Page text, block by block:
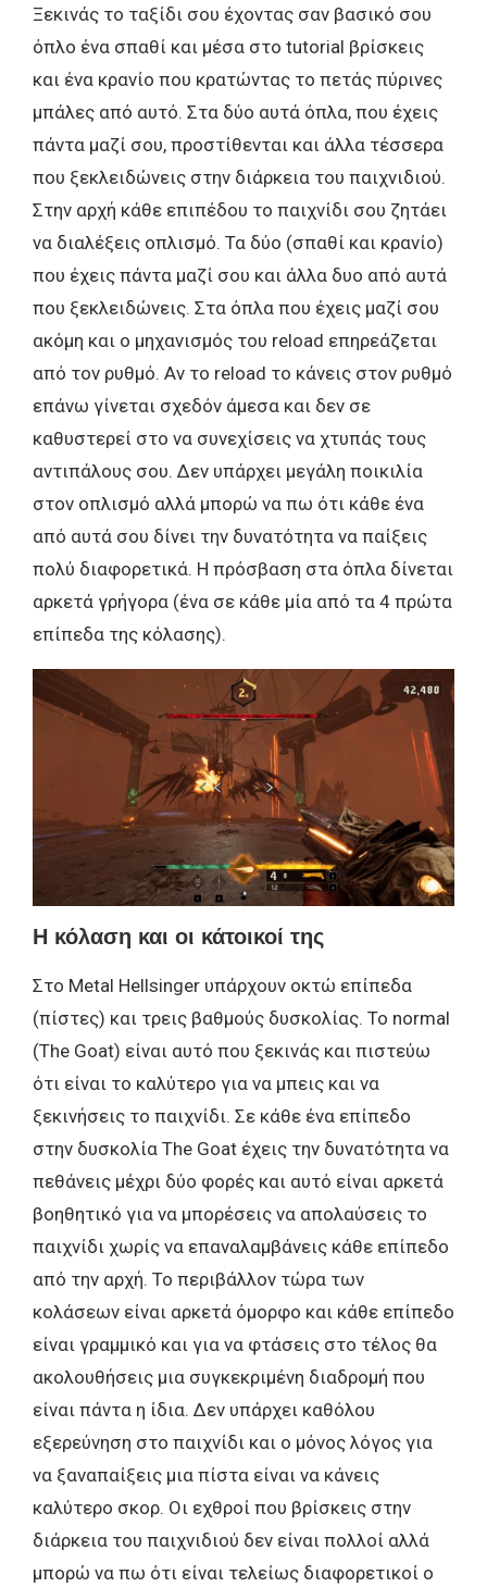
Ξεκινάς το ταξίδι σου έχοντας σαν βασικό σου
όπλο ένα σπαθί και μέσα στο tutorial βρίσκεις
και ένα κρανίο που κρατώντας το πετάς πύρινες
μπάλες από αυτό. Στα δύο αυτά όπλα, που έχεις
πάντα μαζί σου, προστίθενται και άλλα τέσσερα
που ξεκλειδώνεις στην διάρκεια του παιχνιδιού.
Στην αρχή κάθε επιπέδου το παιχνίδι σου ζητάει
να διαλέξεις οπλισμό. Τα δύο (σπαθί και κρανίο)
που έχεις πάντα μαζί σου και άλλα δυο από αυτά
που ξεκλειδώνεις. Στα όπλα που έχεις μαζί σου
ακόμη και ο μηχανισμός του reload επηρεάζεται
από τον ρυθμό. Αν το reload το κάνεις στον ρυθμό
επάνω γίνεται σχεδόν άμεσα και δεν σε
καθυστερεί στο να συνεχίσεις να χτυπάς τους
αντιπάλους σου. Δεν υπάρχει μεγάλη ποικιλία
στον οπλισμό αλλά μπορώ να πω ότι κάθε ένα
από αυτά σου δίνει την δυνατότητα να παίξεις
πολύ διαφορετικά. Η πρόσβαση στα όπλα δίνεται
αρκετά γρήγορα (ένα σε κάθε μία από τα 4 πρώτα
επίπεδα της κόλασης).
Η κόλαση και οι κάτοικοί της
Στο Metal Hellsinger υπάρχουν οκτώ επίπεδα
(πίστες) και τρεις βαθμούς δυσκολίας. Το normal
(Τhe Goat) είναι αυτό που ξεκινάς και πιστεύω
ότι είναι το καλύτερο για να μπεις και να
ξεκινήσεις το παιχνίδι. Σε κάθε ένα επίπεδο
στην δυσκολία The Goat έχεις την δυνατότητα να
πεθάνεις μέχρι δύο φορές και αυτό είναι αρκετά
βοηθητικό για να μπορέσεις να απολαύσεις το
παιχνίδι χωρίς να επαναλαμβάνεις κάθε επίπεδο
από την αρχή. Το περιβάλλον τώρα των
κολάσεων είναι αρκετά όμορφο και κάθε επίπεδο
είναι γραμμικό και για να φτάσεις στο τέλος θα
ακολουθήσεις μια συγκεκριμένη διαδρομή που
είναι πάντα η ίδια. Δεν υπάρχει καθόλου
εξερεύνηση στο παιχνίδι και ο μόνος λόγος για
να ξαναπαίξεις μια πίστα είναι να κάνεις
καλύτερο σκορ. Οι εχθροί που βρίσκεις στην
διάρκεια του παιχνιδιού δεν είναι πολλοί αλλά
μπορώ να πω ότι είναι τελείως διαφορετικοί ο